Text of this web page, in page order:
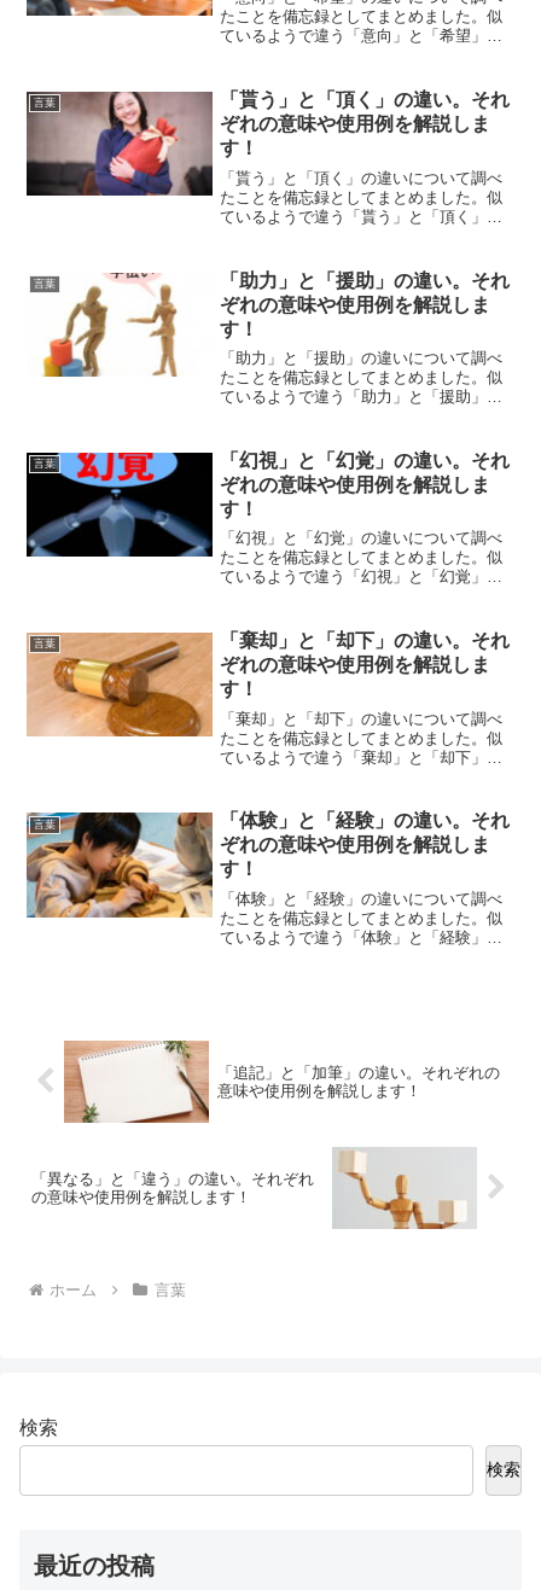
たことを備忘録としてまとめました。似
ているようで違う「意向」と「希望」の
言葉
「貰う」と「頂く」の違い。それ
ぞれの意味や使用例を解説しま
す！
「貰う」と「頂く」の違いについて調べ
たことを備忘録としてまとめました。似
ているようで違う「貰う」と「頂く」の
言葉
「助力」と「援助」の違い。それ
ぞれの意味や使用例を解説しま
す！
「助力」と「援助」の違いについて調べ
たことを備忘録としてまとめました。似
ているようで違う「助力」と「援助」の
言葉
「幻視」と「幻覚」の違い。それ
ぞれの意味や使用例を解説しま
す！
「幻視」と「幻覚」の違いについて調べ
たことを備忘録としてまとめました。似
ているようで違う「幻視」と「幻覚」の
言葉
「棄却」と「却下」の違い。それ
ぞれの意味や使用例を解説しま
す！
「棄却」と「却下」の違いについて調べ
たことを備忘録としてまとめました。似
ているようで違う「棄却」と「却下」の
言葉
「体験」と「経験」の違い。それ
ぞれの意味や使用例を解説しま
す！
「体験」と「経験」の違いについて調べ
たことを備忘録としてまとめました。似
ているようで違う「体験」と「経験」の
「追記」と「加筆」の違い。それぞれの
意味や使用例を解説します！
「異なる」と「違う」の違い。それぞれ
の意味や使用例を解説します！
ホーム 言葉
検索
検索
最近の投稿